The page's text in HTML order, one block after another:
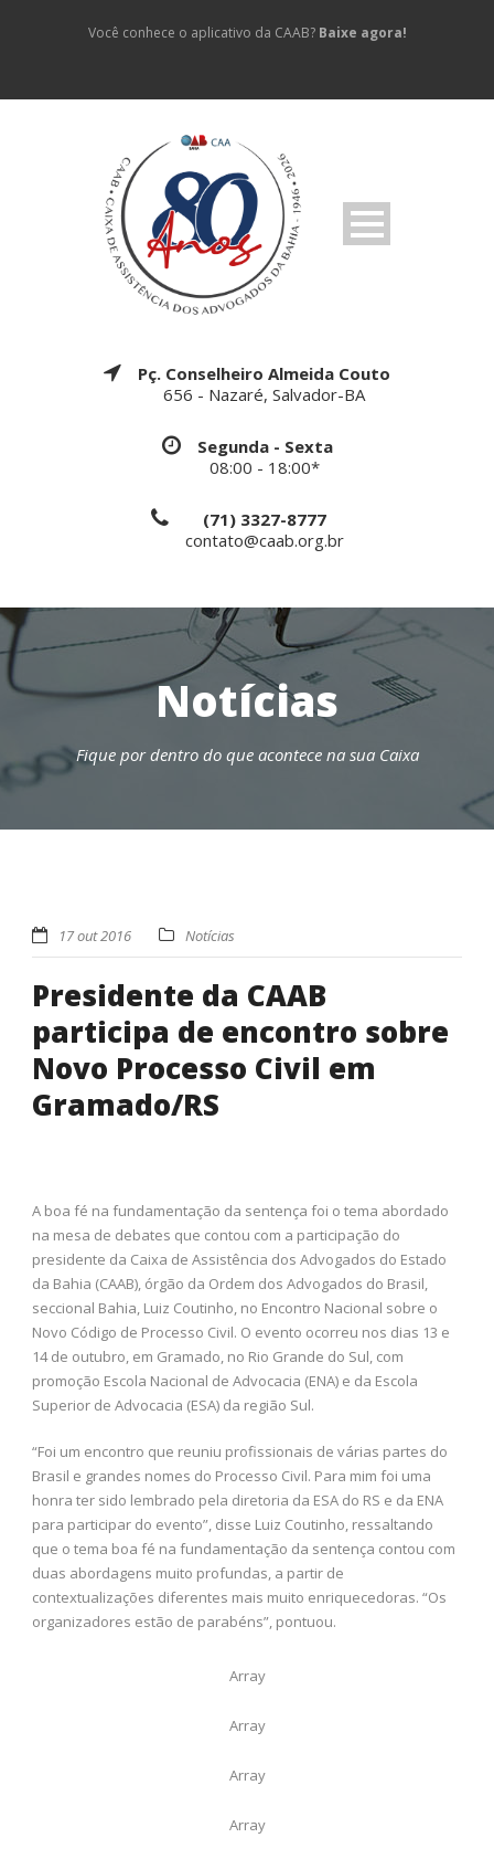
Você conhece o aplicativo da CAAB? Baixe agora!
Pç. Conselheiro Almeida Couto
656 - Nazaré, Salvador-BA
Segunda - Sexta
08:00 - 18:00*
(71) 3327-8777
contato@caab.org.br
Notícias
Fique por dentro do que acontece na sua Caixa
17 out 2016 Notícias
Presidente da CAAB
participa de encontro sobre
Novo Processo Civil em
Gramado/RS
A boa fé na fundamentação da sentença foi o tema abordado
na mesa de debates que contou com a participação do
presidente da Caixa de Assistência dos Advogados do Estado
da Bahia (CAAB), órgão da Ordem dos Advogados do Brasil,
seccional Bahia, Luiz Coutinho, no Encontro Nacional sobre o
Novo Código de Processo Civil. O evento ocorreu nos dias 13 e
14 de outubro, em Gramado, no Rio Grande do Sul, com
promoção Escola Nacional de Advocacia (ENA) e da Escola
Superior de Advocacia (ESA) da região Sul.
“Foi um encontro que reuniu profissionais de várias partes do
Brasil e grandes nomes do Processo Civil. Para mim foi uma
honra ter sido lembrado pela diretoria da ESA do RS e da ENA
para participar do evento”, disse Luiz Coutinho, ressaltando
que o tema boa fé na fundamentação da sentença contou com
duas abordagens muito profundas, a partir de
contextualizações diferentes mais muito enriquecedoras. “Os
organizadores estão de parabéns”, pontuou.
Array
Array
Array
Array